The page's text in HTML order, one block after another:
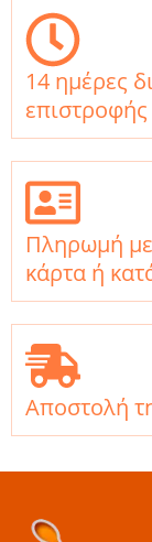
14 ημέρες
επιστροφής
Πληρωμή με
κάρτα ή
Αποστολή